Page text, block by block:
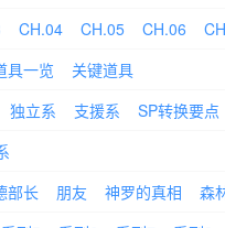
CH.04 CH.05 CH.06
具一览 关键道具
独立系 支援系 SP转换要点
部长 朋友 神罗的真相 森